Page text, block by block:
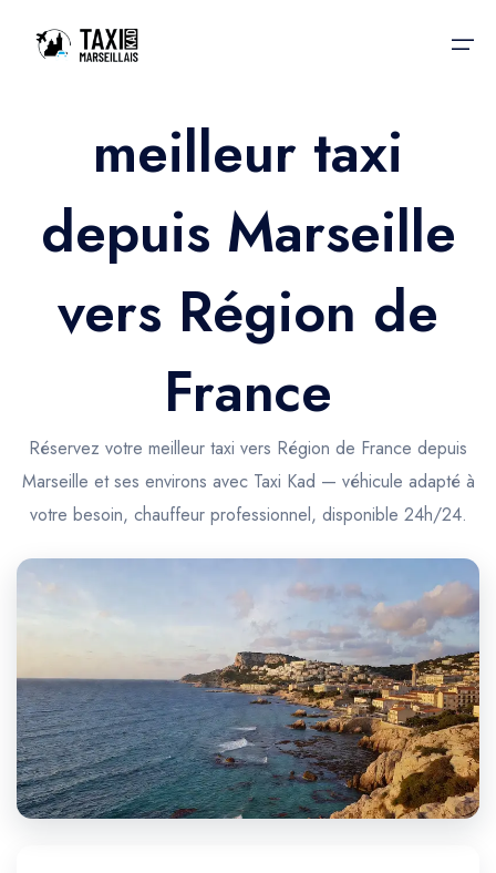
Accueil
Nos services
Nos services
Trajet Gare SNCF
Trajet Port croisière
Trajet Séminaire
Trajet Santé
Trajet Longue Distance
Taxis aéroport
Réservation
Actualités & évènements
Contactez-nous
meilleur taxi
depuis Marseille
vers Région de
France
Réservez votre meilleur taxi vers Région de France depuis
Marseille et ses environs avec Taxi Kad — véhicule adapté à
votre besoin, chauffeur professionnel, disponible 24h/24.